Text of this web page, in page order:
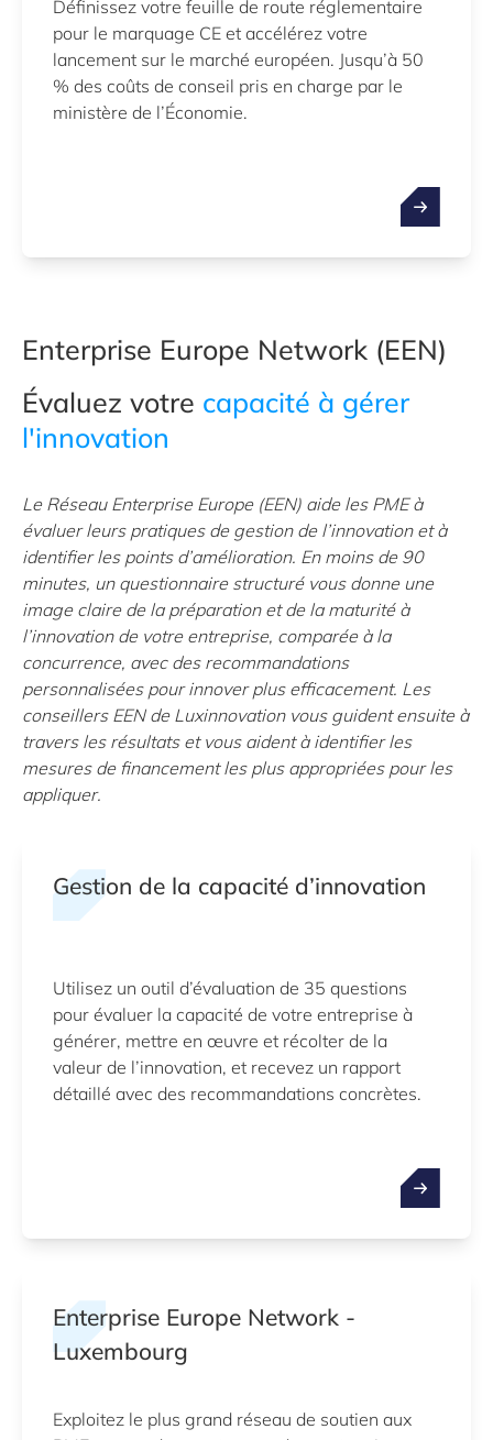
Définissez votre feuille de route réglementaire
pour le marquage CE et accélérez votre
lancement sur le marché européen. Jusqu’à 50
% des coûts de conseil pris en charge par le
ministère de l’Économie.
Enterprise Europe Network (EEN)
Évaluez votre capacité à gérer
l'innovation
Le Réseau Enterprise Europe (EEN) aide les PME à
évaluer leurs pratiques de gestion de l’innovation et à
identifier les points d’amélioration. En moins de 90
minutes, un questionnaire structuré vous donne une
image claire de la préparation et de la maturité à
l’innovation de votre entreprise, comparée à la
concurrence, avec des recommandations
personnalisées pour innover plus efficacement. Les
conseillers EEN de Luxinnovation vous guident ensuite à
travers les résultats et vous aident à identifier les
mesures de financement les plus appropriées pour les
appliquer.
Gestion de la capacité d’innovation
Utilisez un outil d’évaluation de 35 questions
pour évaluer la capacité de votre entreprise à
générer, mettre en œuvre et récolter de la
valeur de l’innovation, et recevez un rapport
détaillé avec des recommandations concrètes.
Enterprise Europe Network -
Luxembourg
Exploitez le plus grand réseau de soutien aux